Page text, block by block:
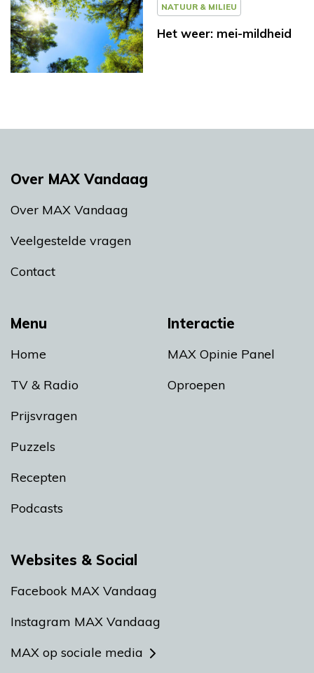
NATUUR & MILIEU
Het weer: mei-mildheid
Menu
Home
TV & Radio
Prijsvragen
Puzzels
Recepten
Podcasts
Interactie
MAX Opinie Panel
Oproepen
Over MAX Vandaag
Over MAX Vandaag
Veelgestelde vragen
Contact
Websites & Social
Facebook MAX Vandaag
Instagram MAX Vandaag
MAX op sociale media